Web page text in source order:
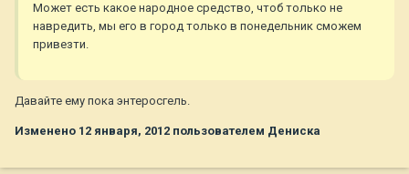
Может есть какое народное средство, чтоб только не
навредить, мы его в город только в понедельник сможем
привезти.
Давайте ему пока энтеросгель.
Изменено 12 января, 2012 пользователем Дениска